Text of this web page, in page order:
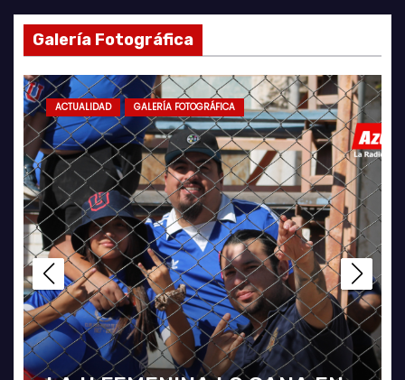
Galería Fotográfica
ACTUALIDAD GALERÍA FOTOGRÁFICA